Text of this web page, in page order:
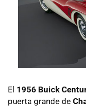
El 1956 Buick
puerta grande de